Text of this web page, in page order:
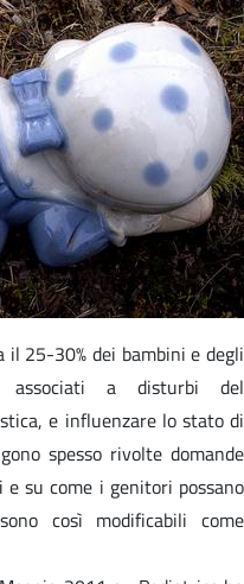
25-30% dei bambini e degli
associati a disturbi del
e influenzare lo stato di
spesso rivolte domande
su come i genitori possano
così modificabili come